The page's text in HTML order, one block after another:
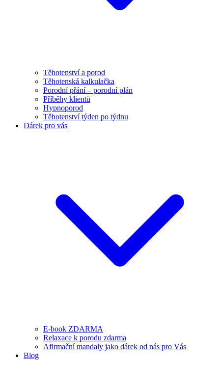
Těhotenství a porod
Těhotenská kalkulačka
Porodní přání – porodní plán
Příběhy klientů
Hypnoporod
Těhotenství týden po týdnu
Dárek pro vás
E-book ZDARMA
Relaxace k porodu zdarma
Afirmační mandaly jako dárek od nás pro Vás
Blog